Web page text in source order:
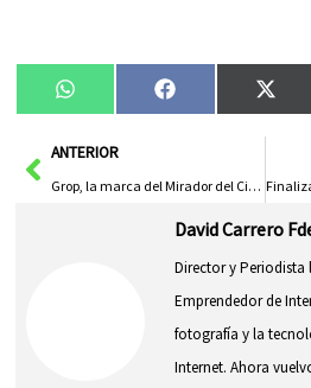
Compartir
en
WhatsAppCompartir
en
Facebook
en
X
AntANTERIOR
Grop, la marca del Mirador del Cigüela en Herencia
David Carrero
Director y
Emprendedor de
fotografía y la
Internet. Ahora